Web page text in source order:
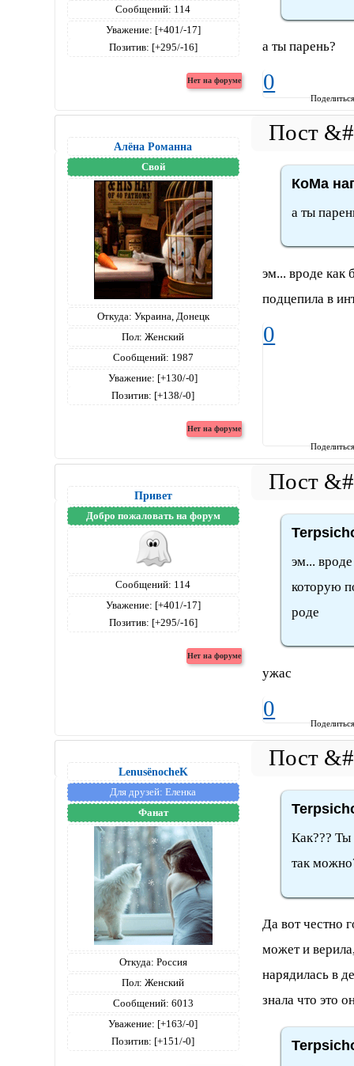
Сообщений: 114
Уважение: [+401/-17]
Позитив: [+295/-16] а ты парень?
0
Алёна Романна
Свой
Откуда: Украина, Донецк
Пол: Женский
Сообщений: 1987
Уважение: [+130/-0]
Позитив: [+138/-0]
КоМа
а ты
эм... вроде
подцепила в
0
Привет
Добро пожаловать на форум
Сообщений: 114
Уважение: [+401/-17]
Позитив: [+295/-16]
эм...
которую
роде
ужас
0
LenusёnocheK
Для друзей: Еленка
Фанат
Откуда: Россия
Пол: Женский
Сообщений: 6013
Уважение: [+163/-0]
Позитив: [+151/-0]
Как???
так
Да вот честно
может и
нарядилась в
знала что это